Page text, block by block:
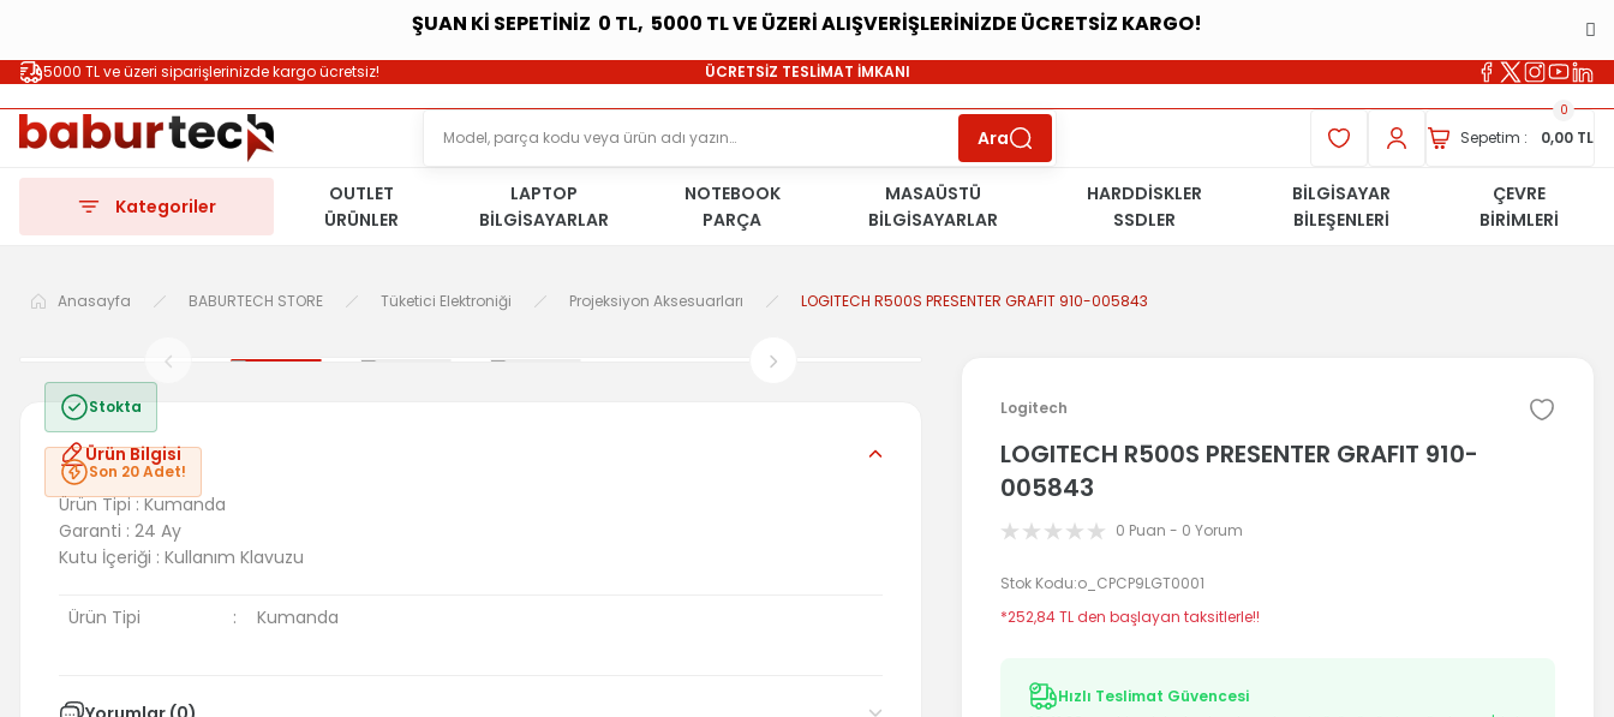
ŞUAN Kİ SEPETİNİZ 0 TL, 5000 TL VE ÜZERİ ALIŞVERİŞLERİNİZDE ÜCRETSİZ KARGO!
5000 TL ve üzeri siparişlerinizde kargo ücretsiz!
ÜCRETSİZ TESLİMAT İMKANI
ÜCRETSİZ TESLİMAT İMKANI
KOŞULSUZ İADE HAKKI
SÜRDÜRÜLEBİLİR ÜRÜNLER
Ara Sepetim : 0,00 TL
0
Kategoriler
OUTLET
ÜRÜNLER
LAPTOP
BİLGİSAYARLAR
NOTEBOOK
PARÇA
MASAÜSTÜ
BİLGİSAYARLAR
HARDDİSKLER
SSDLER
BİLGİSAYAR
BİLEŞENLERİ
ÇEVRE
BİRİMLERİ
Anasayfa BABURTECH STORE Tüketici Elektroniği Projeksiyon Aksesuarları LOGITECH R500S PRESENTER GRAFIT 910-005843
Stokta
Son 20 Adet!
Ürün Bilgisi
Ürün Tipi : Kumanda
Garanti : 24 Ay
Kutu İçeriği : Kullanım Klavuzu
Ürün Tipi : Kumanda
Logitech
LOGITECH R500S PRESENTER GRAFIT 910-
005843
0 Puan - 0 Yorum
Stok Kodu o_CPCP9LGT0001
*252,84 TL den başlayan taksitlerle!!
Hızlı Teslimat Güvencesi